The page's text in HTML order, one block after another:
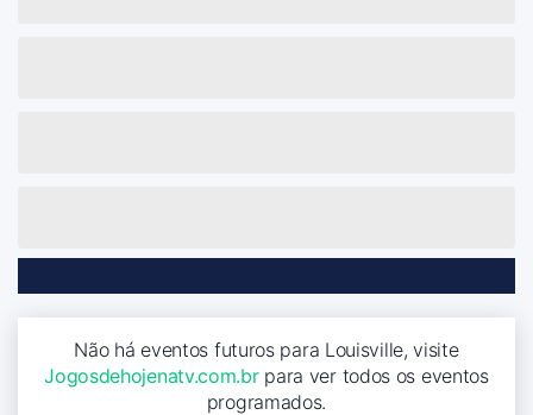
Não há eventos futuros para Louisville, visite
Jogosdehojenatv.com.brpara ver todos os eventos
programados.